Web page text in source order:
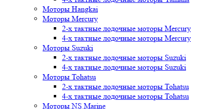
Моторы Hangkai
Моторы Mercury
2-х тактные лодочные моторы Mercury
4-х тактные лодочные моторы Mercury
Моторы Suzuki
2-х тактные лодочные моторы Suzuki
4-х тактные лодочные моторы Suzuki
Моторы Tohatsu
2-х тактные лодочные моторы Tohatsu
4-х тактные лодочные моторы Tohatsu
Моторы NS Marine